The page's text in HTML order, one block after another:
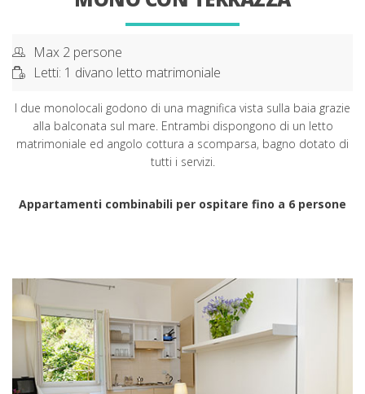
Max 2 persone
Letti: 1 divano letto matrimoniale
I due monolocali godono di una magnifica vista sulla baia grazie
alla balconata sul mare. Entrambi dispongono di un letto
matrimoniale ed angolo cottura a scomparsa, bagno dotato di
tutti i servizi.
Appartamenti combinabili per ospitare fino a 6 persone